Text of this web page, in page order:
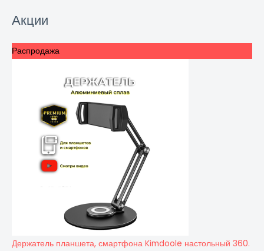
Акции
Распродажа
Держатель планшета, смартфона Kimdoole настольный 360.